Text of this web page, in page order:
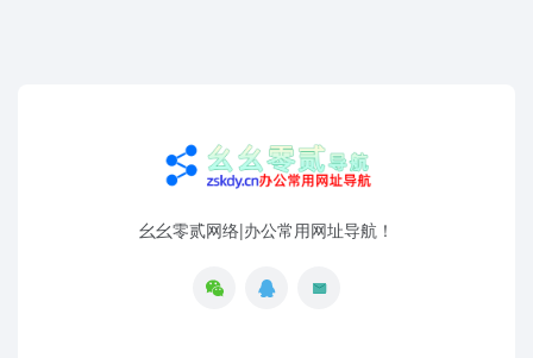
幺幺零贰网络|办公常用网址导航！